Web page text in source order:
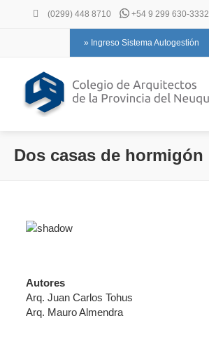
(0299) 448 8710 +54 9 299 630-3332
» Ingreso Sistema Autogestión
Dos casas de hormigón
Autores
Arq. Juan Carlos Tohus
Arq. Mauro Almendra